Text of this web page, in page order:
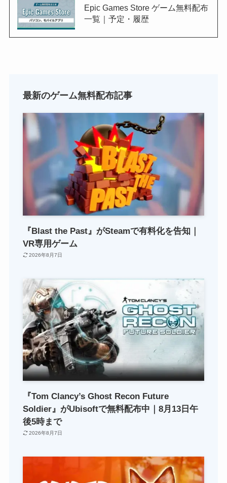
Epic Games Store ゲーム無料配布
一覧｜予定・履歴
最新のゲーム無料配布記事
『Blast the Past』がSteamで有料化を告知｜
VR専用ゲーム
2026年8月7日
『Tom Clancy’s Ghost Recon Future
Soldier』がUbisoftで無料配布中｜8月13日午
後5時まで
2026年8月7日